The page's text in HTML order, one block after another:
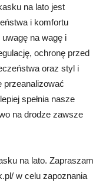
na lato jest
i komfortu
na wagę i
ochronę przed
oraz styl i
przeanalizować
spełnia nasze
na drodze zawsze
na lato. Zapraszam
w celu zapoznania